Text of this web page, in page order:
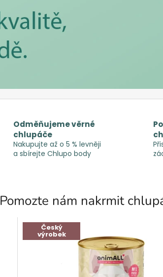
Odměňujeme věrné
chlupáče
Nakupujte až o 5 % levněji
a sbírejte Chlupo body
Pomozte nám nakrmit
Český
výrobek